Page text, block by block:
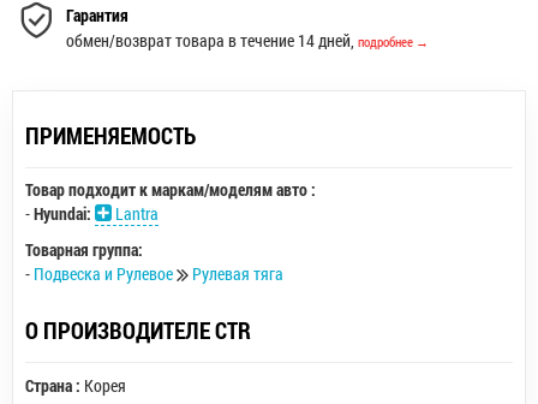
Гарантия
обмен/возврат товара в течение 14 дней, подробнее →
ПРИМЕНЯЕМОСТЬ
Товар подходит к маркам/моделям авто :
-Hyundai:
Lantra
Товарная группа:
- Подвеска и Рулевое Рулевая тяга
О ПРОИЗВОДИТЕЛЕ CTR
Страна : Корея